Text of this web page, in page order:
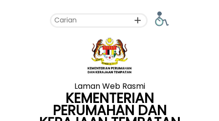
Laman Web Rasmi
KEMENTERIAN
PERUMAHAN DAN